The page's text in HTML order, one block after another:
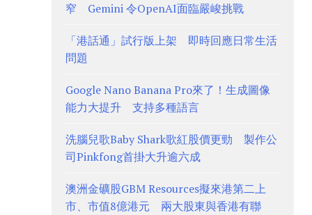
窄 Gemini 令OpenAI面臨嚴峻挑戰
「港話通」試行版上架 即時回應日常生活
問題
Google Nano Banana Pro來了！生成圖像
能力大提升 支持多種語言
洗腦兒歌Baby Shark歌紅股價更勁 製作公
司Pinkfong首掛大升逾六成
澳洲金礦股GBM Resources擬來港第二上
市、市值8億港元 兩大股東與香港有聯